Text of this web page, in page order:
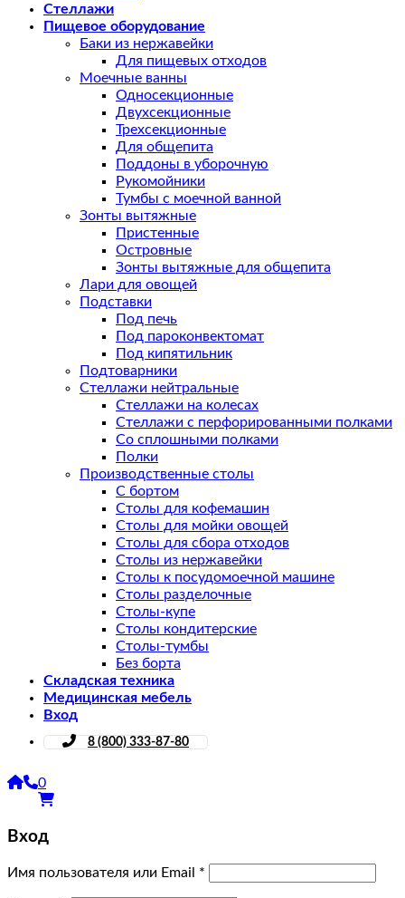
Стеллажи
Пищевое оборудование
Баки из нержавейки
Для пищевых отходов
Моечные ванны
Односекционные
Двухсекционные
Трехсекционные
Для общепита
Поддоны в уборочную
Рукомойники
Тумбы с моечной ванной
Зонты вытяжные
Пристенные
Островные
Зонты вытяжные для общепита
Лари для овощей
Подставки
Под печь
Под пароконвектомат
Под кипятильник
Подтоварники
Стеллажи нейтральные
Стеллажи на колесах
Стеллажи с перфорированными полками
Со сплошными полками
Полки
Производственные столы
С бортом
Столы для кофемашин
Столы для мойки овощей
Столы для сбора отходов
Столы из нержавейки
Столы к посудомоечной машине
Столы разделочные
Столы-купе
Столы кондитерские
Столы-тумбы
Без борта
Складская техника
Медицинская мебель
Вход
8 (800) 333-87-80
0
Вход
Имя пользователя или Email *